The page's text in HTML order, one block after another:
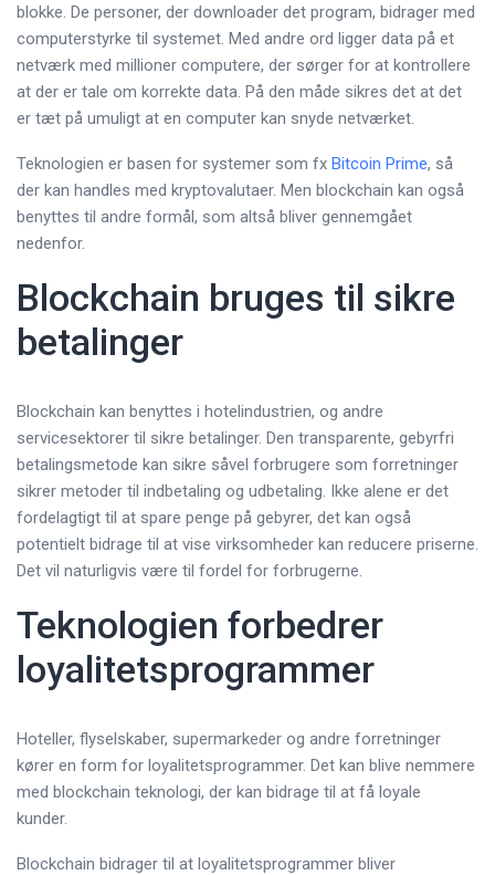
blokke. De personer, der downloader det program, bidrager med
computerstyrke til systemet. Med andre ord ligger data på et
netværk med millioner computere, der sørger for at kontrollere
at der er tale om korrekte data. På den måde sikres det at det
er tæt på umuligt at en computer kan snyde netværket.
Teknologien er basen for systemer som fx Bitcoin Prime, så
der kan handles med kryptovalutaer. Men blockchain kan også
benyttes til andre formål, som altså bliver gennemgået
nedenfor.
Blockchain bruges til sikre
betalinger
Blockchain kan benyttes i hotelindustrien, og andre
servicesektorer til sikre betalinger. Den transparente, gebyrfri
betalingsmetode kan sikre såvel forbrugere som forretninger
sikrer metoder til indbetaling og udbetaling. Ikke alene er det
fordelagtigt til at spare penge på gebyrer, det kan også
potentielt bidrage til at vise virksomheder kan reducere priserne.
Det vil naturligvis være til fordel for forbrugerne.
Teknologien forbedrer
loyalitetsprogrammer
Hoteller, flyselskaber, supermarkeder og andre forretninger
kører en form for loyalitetsprogrammer. Det kan blive nemmere
med blockchain teknologi, der kan bidrage til at få loyale
kunder.
Blockchain bidrager til at loyalitetsprogrammer bliver